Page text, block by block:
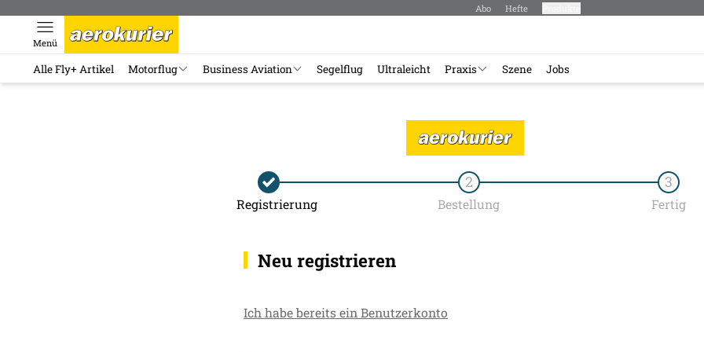
Abo Hefte
Menü
Alle Fly+ Artikel Motorflug Business Aviation Segelflug Ultraleicht Praxis Szene Jobs
Registrierung
2
Bestellung
3
Fertig
Neu registrieren
Ich habe bereits ein Benutzerkonto